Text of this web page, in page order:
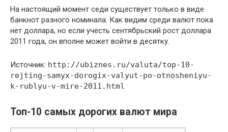
На настоящий момент седи существует только в виде
банкнот разного номинала. Как видим среди валют пока
нет доллара, но если учесть сентябрьский рост доллара
2011 года, он вполне может войти в десятку.
Источник: http://ubiznes.ru/valuta/top-10-
rejting-samyx-dorogix-valyut-po-otnosheniyu-
k-rublyu-v-mire-2011.html
Топ-10 самых дорогих валют мира